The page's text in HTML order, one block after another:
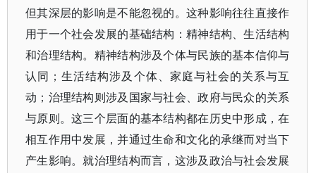
但其深层的影响是不能忽视的。这种影响往往直接作
用于一个社会发展的基础结构：精神结构、生活结构
和治理结构。精神结构涉及个体与民族的基本信仰与
认同；生活结构涉及个体、家庭与社会的关系与互
动；治理结构则涉及国家与社会、政府与民众的关系
与原则。这三个层面的基本结构都在历史中形成，在
相互作用中发展，并通过生命和文化的承继而对当下
产生影响。就治理结构而言，这涉及政治与社会发展